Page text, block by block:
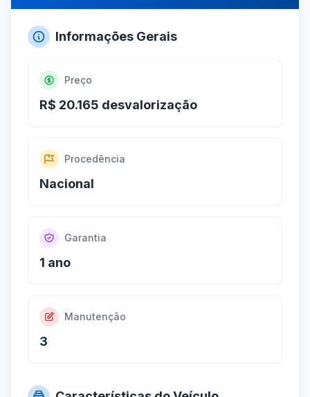
Informações Gerais
Preço
R$ 20.165 desvalorização
Procedência
Nacional
Garantia
1 ano
Manutenção
3